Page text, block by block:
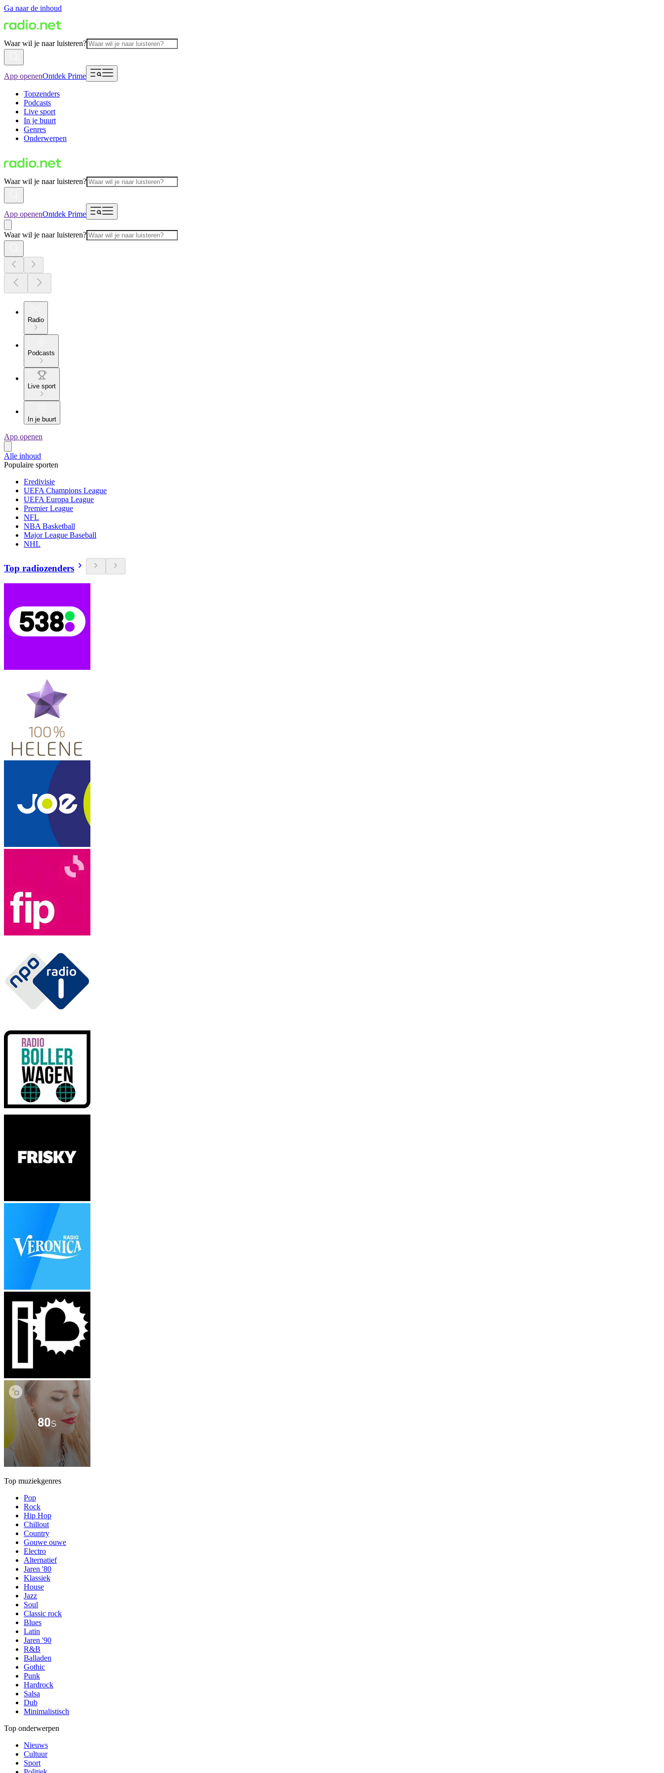
Ga naar de inhoud
Waar wil je naar luisteren?
App openenOntdek Prime
Topzenders
Podcasts
Live sport
In je buurt
Genres
Onderwerpen
Waar wil je naar luisteren?
App openenOntdek Prime
Waar wil je naar luisteren?
Radio
Podcasts
Live sport
In je buurt
App openen
Alle inhoud
Populaire sporten
Eredivisie
UEFA Champions League
UEFA Europa League
Premier League
NFL
NBA Basketball
Major League Baseball
NHL
Top radiozenders
Top muziekgenres
Pop
Rock
Hip Hop
Chillout
Country
Gouwe ouwe
Electro
Alternatief
Jaren '80
Klassiek
House
Jazz
Soul
Classic rock
Blues
Latin
Jaren '90
R&B
Balladen
Gothic
Punk
Hardrock
Salsa
Dub
Minimalistisch
Top onderwerpen
Nieuws
Cultuur
Sport